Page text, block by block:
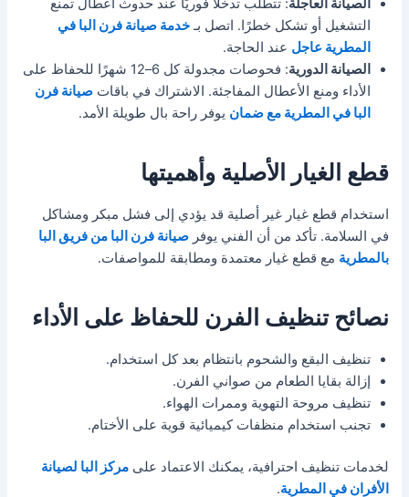
الصيانة العاجلة: تتطلب تدخلًا فوريًا عند حدوث أعطال تمنع
التشغيل أو تشكل خطرًا. اتصل بـخدمة صيانة فرن البا في
المطرية عاجل عند الحاجة.
الصيانة الدورية
: فحوصات مجدولة كل 6–12 شهرًا للحفاظ على
الأداء ومنع الأعطال المفاجئة. الاشتراك في باقاتصيانة فرن
البا في المطرية مع ضمان يوفر راحة بال طويلة الأمد.
قطع الغيار الأصلية وأهميتها
استخدام قطع غيار غير أصلية قد يؤدي إلى فشل مبكر ومشاكل
في السلامة. تأكد من أن الفني يوفرصيانة فرن البا من فريق البا
بالمطرية مع قطع غيار معتمدة ومطابقة للمواصفات.
نصائح تنظيف الفرن للحفاظ على الأداء
تنظيف البقع والشحوم بانتظام بعد كل استخدام.
إزالة بقايا الطعام من صواني الفرن.
تنظيف مروحة التهوية وممرات الهواء.
تجنب استخدام منظفات كيميائية قوية على الأختام.
لخدمات تنظيف احترافية، يمكنك الاعتماد علىمركز البا لصيانة
الأفران في المطرية.